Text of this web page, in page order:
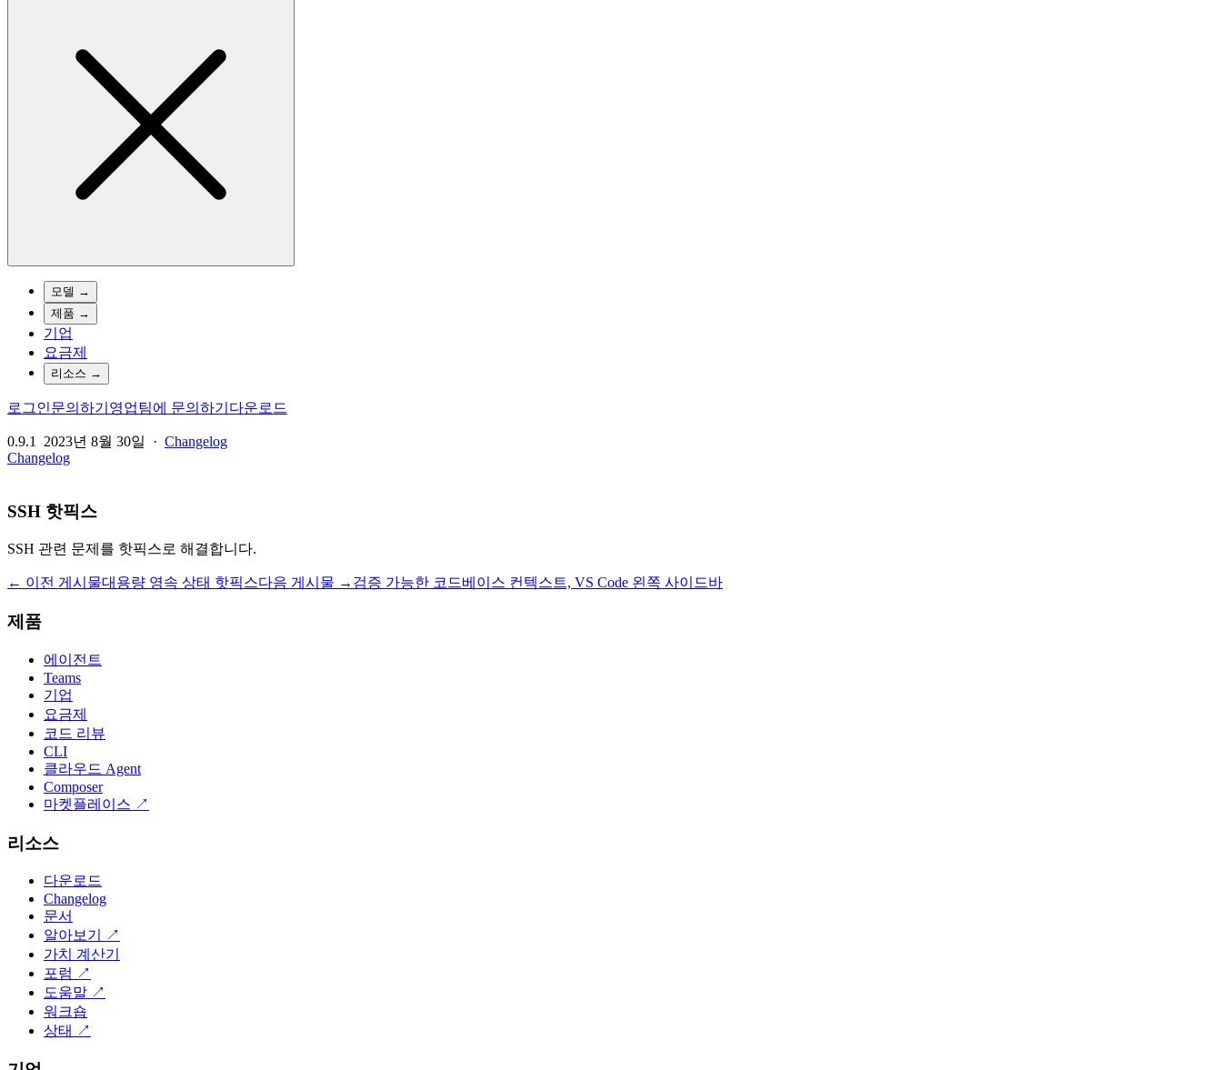
모델 →
제품 →
기업
요금제
리소스 →
로그인문의하기 영업팀에 문의하기 다운로드
0.9.1 2023년 8월 30일 · Changelog
Changelog
SSH 핫픽스
SSH 관련 문제를 핫픽스로 해결합니다.
← 이전 게시물대용량 영속 상태 핫픽스다음 게시물 → 검증 가능한 코드베이스 컨텍스트, VS Code 왼쪽 사이드바
제품
에이전트
Teams
기업
요금제
코드 리뷰
CLI
클라우드 Agent
Composer
마켓플레이스 ↗
리소스
다운로드
Changelog
문서
알아보기
↗
가치 계산기
포럼 ↗
도움말 ↗
워크숍
상태 ↗